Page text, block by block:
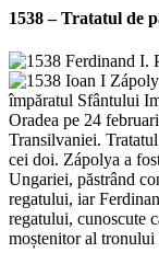
1538 – Tratatul de
împăratul Sfântului
Oradea pe 24
Transilvaniei.
cei doi. Zápolya a
Ungariei, păstrând
regatului, iar
regatului, cunoscute
moștenitor al